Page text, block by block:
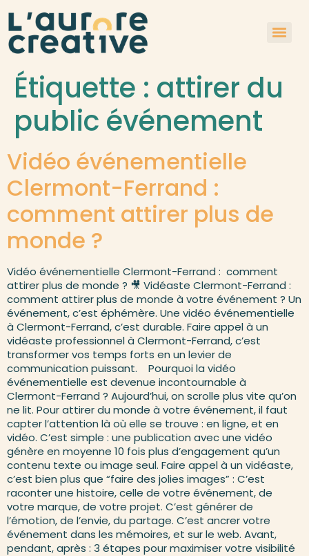
Étiquette : attirer du
public événement
Vidéo événementielle
Clermont-Ferrand :
comment attirer plus de
monde ?
Vidéo événementielle Clermont-Ferrand : comment
attirer plus de monde ? 🎥 Vidéaste Clermont-Ferrand :
comment attirer plus de monde à votre événement ? Un
événement, c’est éphémère. Une vidéo événementielle
à Clermont-Ferrand, c’est durable. Faire appel à un
vidéaste professionnel à Clermont-Ferrand, c’est
transformer vos temps forts en un levier de
communication puissant. Pourquoi la vidéo
événementielle est devenue incontournable à
Clermont-Ferrand ? Aujourd’hui, on scrolle plus vite qu’on
ne lit. Pour attirer du monde à votre événement, il faut
capter l’attention là où elle se trouve : en ligne, et en
vidéo. C’est simple : une publication avec une vidéo
génère en moyenne 10 fois plus d’engagement qu’un
contenu texte ou image seul. Faire appel à un vidéaste,
c’est bien plus que “faire des jolies images” : C’est
raconter une histoire, celle de votre événement, de
votre marque, de votre projet. C’est générer de
l’émotion, de l’envie, du partage. C’est ancrer votre
événement dans les mémoires, et sur le web. Avant,
pendant, après : 3 étapes pour maximiser votre visibilité